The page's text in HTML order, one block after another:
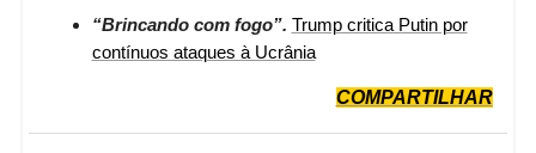
“Brincando com fogo”. Trump critica Putin por
contínuos ataques à Ucrânia
COMPARTILHAR